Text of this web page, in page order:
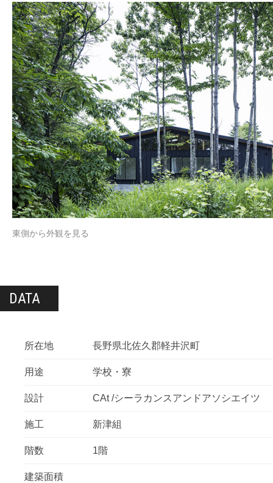
東側から外観を見る
DATA
所在地 長野県北佐久郡軽井沢町
用途 学校・寮
設計 CAt /シーラカンスアンドアソシエイツ
施工 新津組
階数 1階
建築面積